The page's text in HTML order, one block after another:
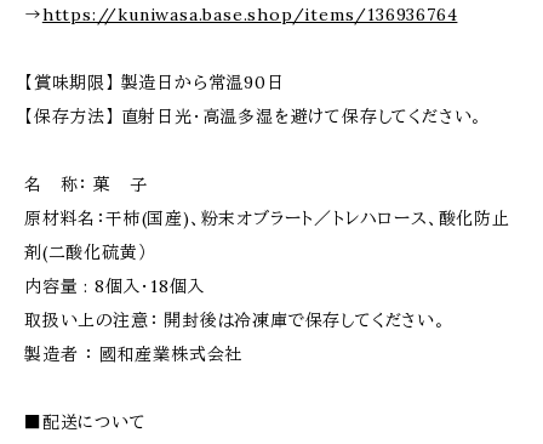
→https://kuniwasa.base.shop/items/136936764
【賞味期限】 製造日から常温90日
【保存方法】 直射日光・高温多湿を避けて保存してください。
名 称： 菓 子
原材料名：干柿(国産)、粉末オブラート／トレハロース、酸化防止
剤(二酸化硫黄）
内容量 : 8個入・18個入
取扱い上の注意： 開封後は冷凍庫で保存してください。
製造者 ： 國和産業株式会社
■配送について